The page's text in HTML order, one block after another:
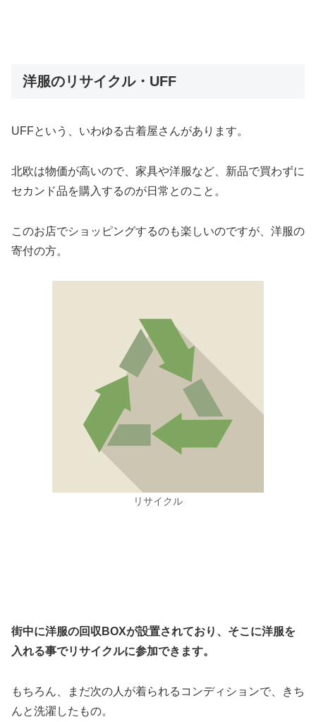
洋服のリサイクル・UFF
UFFという、いわゆる古着屋さんがあります。
北欧は物価が高いので、家具や洋服など、新品で買わずに
セカンド品を購入するのが日常とのこと。
このお店でショッピングするのも楽しいのですが、洋服の
寄付の方。
リサイクル
街中に洋服の回収BOXが設置されており、そこに洋服を
入れる事でリサイクルに参加できます。
もちろん、まだ次の人が着られるコンディションで、きち
んと洗濯したもの。